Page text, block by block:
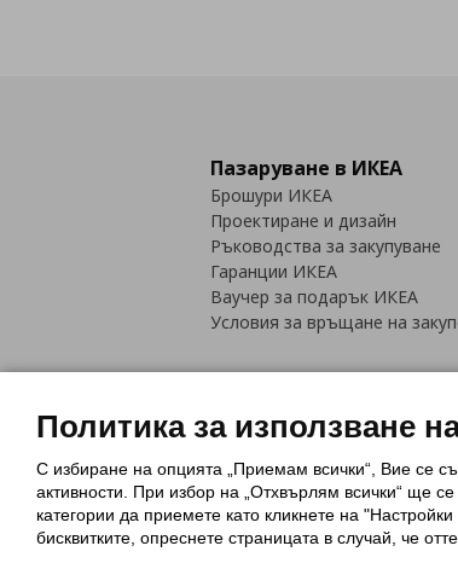
Пазаруване в ИКЕА
Брошури ИКЕА
Проектиране и дизайн
Ръководства за закупуване
Гаранции ИКЕА
Ваучер за подарък ИКЕА
Условия за връщане на
Политика за
Обща политика за
Политика за защита
Политика за използване
С избиране на опцията „Приемам всички“, Вие се
активности. При избор на „Отхвърлям всички“ ще
категории да приемете като кликнете на
бисквитките, опреснете страницата в случай, че